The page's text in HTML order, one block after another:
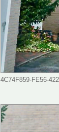
4C74F859-FE56-